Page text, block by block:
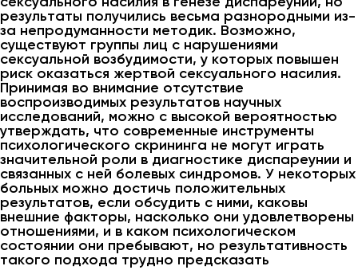
результаты получились весьма разнородными из-
за непродуманности методик. Возможно,
существуют группы лиц с нарушениями
сексуальной возбудимости, у которых повышен
риск оказаться жертвой сексуального насилия.
Принимая во внимание отсутствие
воспроизводимых результатов научных
исследований, можно с высокой вероятностью
утверждать, что современные инструменты
психологического скрининга не могут играть
значительной роли в диагностике диспареунии и
связанных с ней болевых синдромов. У некоторых
больных можно достичь положительных
результатов, если обсудить с ними, каковы
внешние факторы, насколько они удовлетворены
отношениями, и в каком психологическом
состоянии они пребывают, но результативность
такого подхода трудно предсказать